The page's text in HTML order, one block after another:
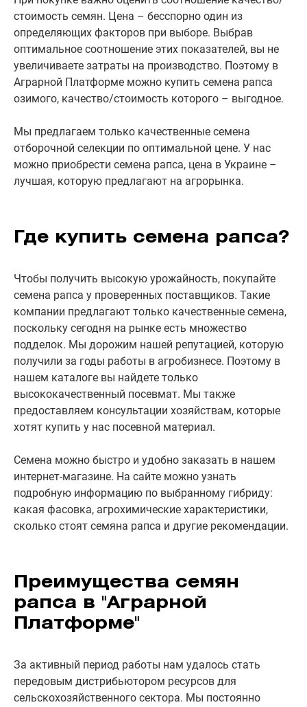
стоимость семян. Цена – бесспорно один из
определяющих факторов при выборе. Выбрав
оптимальное соотношение этих показателей, вы не
увеличиваете затраты на производство. Поэтому в
Аграрной Платформе можно купить семена рапса
озимого, качество/стоимость которого – выгодное.
Мы предлагаем только качественные семена
отборочной селекции по оптимальной цене. У нас
можно приобрести семена рапса, цена в Украине –
лучшая, которую предлагают на агрорынка.
Где купить семена рапса?
Чтобы получить высокую урожайность, покупайте
семена рапса у проверенных поставщиков. Такие
компании предлагают только качественные семена,
поскольку сегодня на рынке есть множество
подделок. Мы дорожим нашей репутацией, которую
получили за годы работы в агробизнесе. Поэтому в
нашем каталоге вы найдете только
высококачественный посевмат. Мы также
предоставляем консультации хозяйствам, которые
хотят купить у нас посевной материал.
Семена можно быстро и удобно заказать в нашем
интернет-магазине. На сайте можно узнать
подробную информацию по выбранному гибриду:
какая фасовка, агрохимические характеристики,
сколько стоят семяна рапса и другие рекомендации.
Преимущества семян
рапса в "Аграрной
Платформе"
За активный период работы нам удалось стать
передовым дистрибьютором ресурсов для
сельскохозяйственного сектора. Мы постоянно